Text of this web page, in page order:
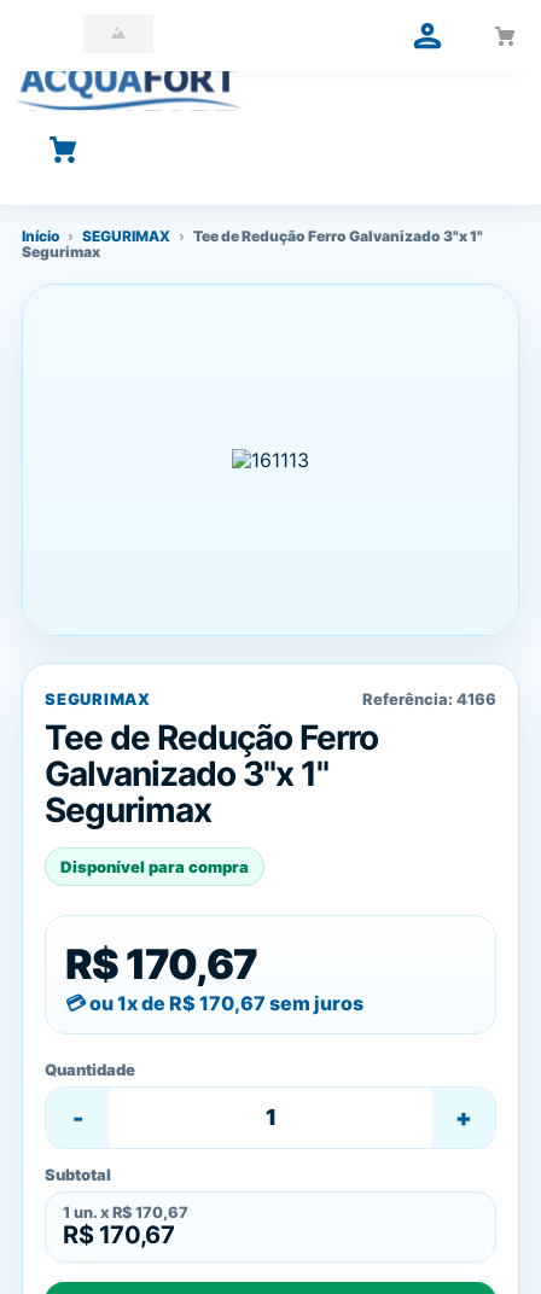
O que você está procurando?
Início › SEGURIMAX › Tee de Redução Ferro Galvanizado 3"x 1"
Segurimax
SEGURIMAX Referência: 4166
Tee de Redução Ferro
Galvanizado 3"x 1"
Segurimax
Disponível para compra
R$ 170,67
ou 1x de R$ 170,67 sem juros
Quantidade
- +
Subtotal
1 un. x R$ 170,67
R$ 170,67